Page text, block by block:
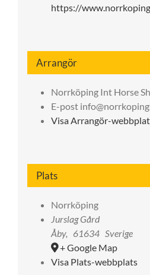
https://
Arrangör
Norrköping Int Horse
E-post
Visa Arrangör-
Plats
Norrköping
Jurslag Gård
Åby, 61634 Sverige
+ Google Map
Visa Plats-webbplats